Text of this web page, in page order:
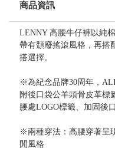
商品資訊
LENNY 高腰牛仔褲以純
帶有頹廢搖滾風格，再搭
搭選擇。
※為紀念品牌30周年，
附後口袋公羊頭骨皮革標
腰處LOGO標籤、加固後
※兩種穿法：高腰穿著呈
閒風格